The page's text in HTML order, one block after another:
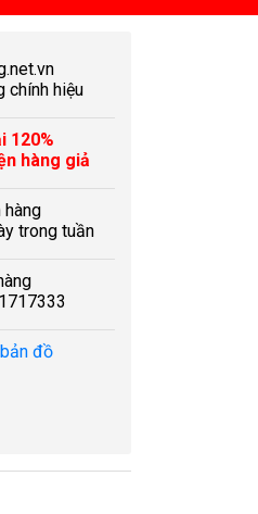
chính hiệu
120%
hàng giả
hàng
trong tuần
đồ